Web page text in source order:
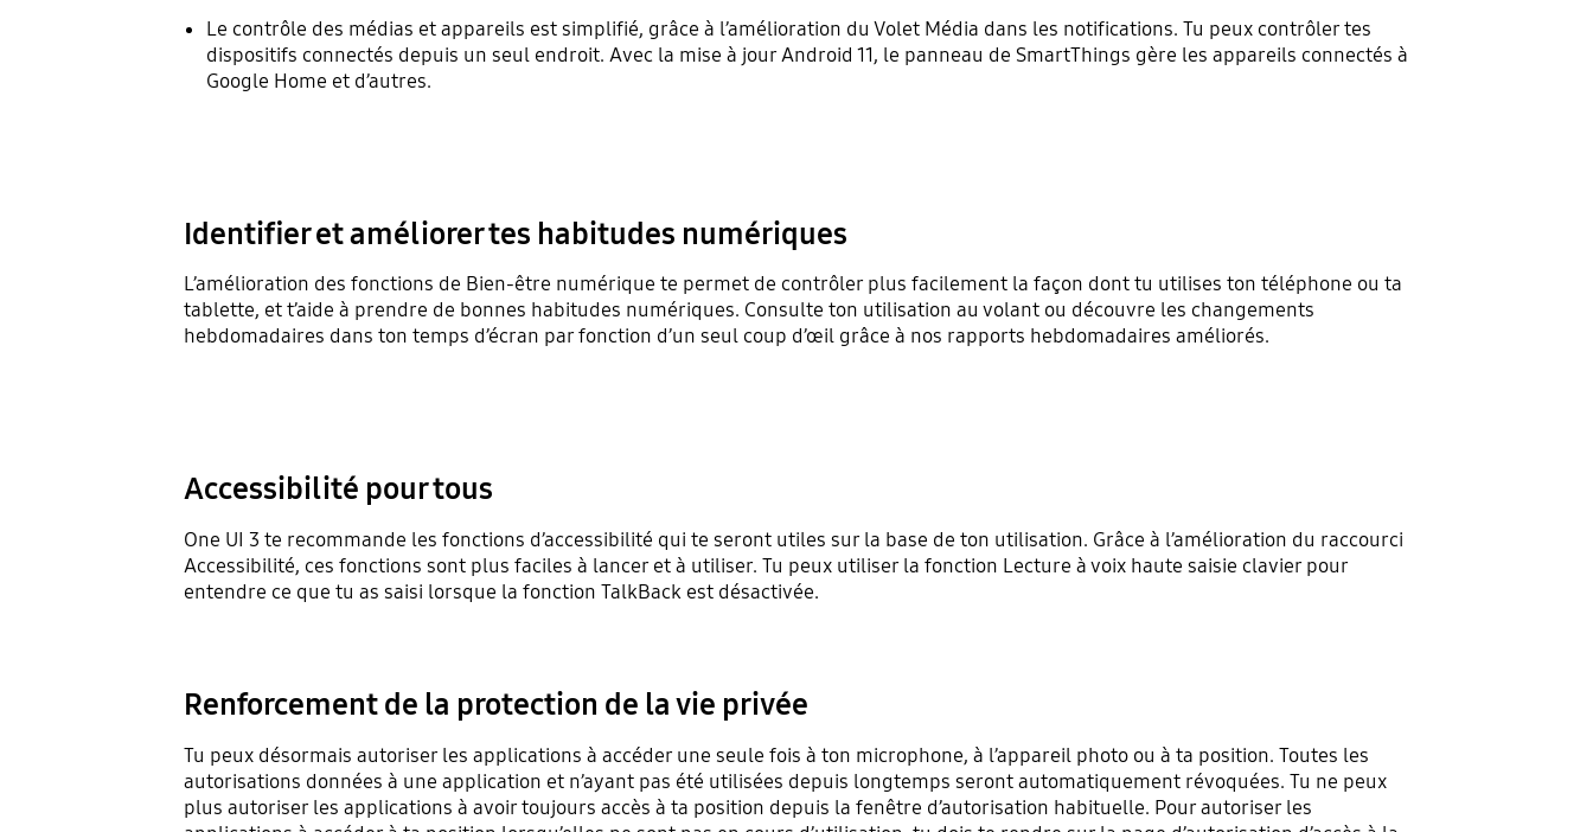
Le contrôle des médias et appareils est simplifié, grâce à l’amélioration du Volet Média dans les notifications. Tu peux contrôler tes
dispositifs connectés depuis un seul endroit. Avec la mise à jour Android 11, le panneau de SmartThings gère les appareils connectés à
Google Home et d’autres.
Identifier et améliorer tes habitudes numériques
L’amélioration des fonctions de Bien-être numérique te permet de contrôler plus facilement la façon dont tu utilises ton téléphone ou ta
tablette, et t’aide à prendre de bonnes habitudes numériques. Consulte ton utilisation au volant ou découvre les changements
hebdomadaires dans ton temps d’écran par fonction d’un seul coup d’œil grâce à nos rapports hebdomadaires améliorés.
Accessibilité pour tous
One UI 3 te recommande les fonctions d’accessibilité qui te seront utiles sur la base de ton utilisation. Grâce à l’amélioration du raccourci
Accessibilité, ces fonctions sont plus faciles à lancer et à utiliser. Tu peux utiliser la fonction Lecture à voix haute saisie clavier pour
entendre ce que tu as saisi lorsque la fonction TalkBack est désactivée.
Renforcement de la protection de la vie privée
Tu peux désormais autoriser les applications à accéder une seule fois à ton microphone, à l’appareil photo ou à ta position. Toutes les
autorisations données à une application et n’ayant pas été utilisées depuis longtemps seront automatiquement révoquées. Tu ne peux
plus autoriser les applications à avoir toujours accès à ta position depuis la fenêtre d’autorisation habituelle. Pour autoriser les